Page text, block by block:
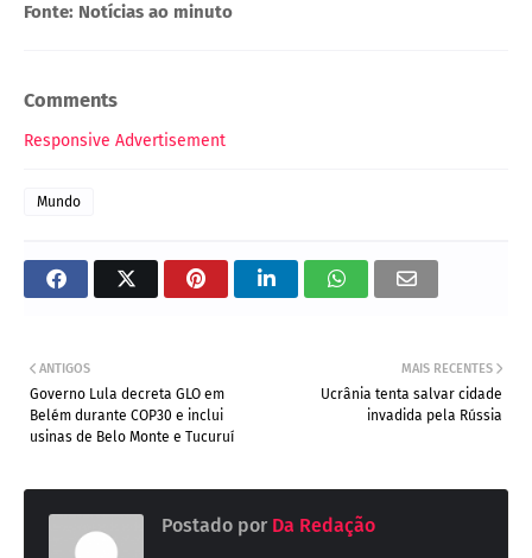
Fonte: Notícias ao minuto
Comments
Responsive Advertisement
Mundo
MAIS RECENTES
Ucrânia tenta salvar cidade
invadida pela Rússia
ANTIGOS
Governo Lula decreta GLO em
Belém durante COP30 e inclui
usinas de Belo Monte e Tucuruí
Postado por Da Redação